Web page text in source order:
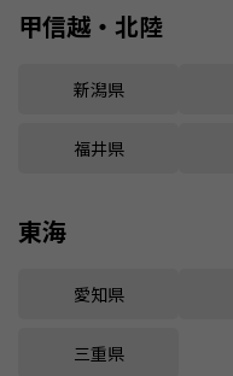
甲信越・北陸
新潟県
福井県
東海
愛知県
三重県